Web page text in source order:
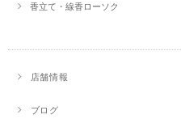
香立て・線香ローソク
店舗情報
ブログ